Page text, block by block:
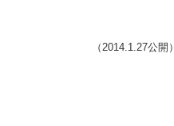
（2014.1.27公開）